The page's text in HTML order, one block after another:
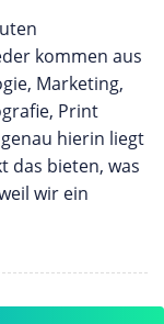
kommen aus
Marketing,
Print
hierin liegt
das bieten, was
wir ein